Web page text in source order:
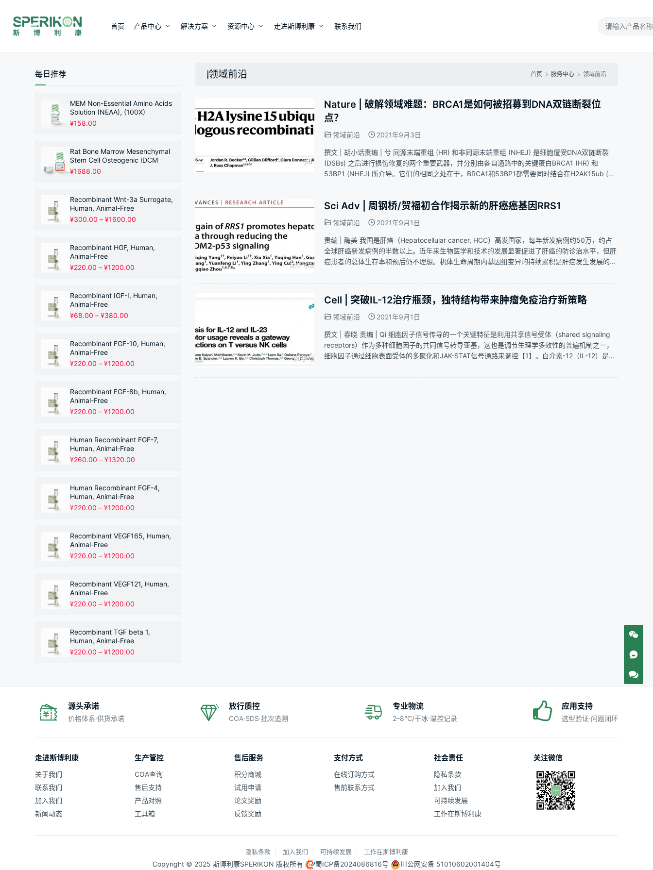
首页 产品中心 解决方案 资源中心 走进斯博利康 联系我们
领域前沿 首页 服务中心 领域前沿
Nature | 破解领域难题：BRCA1是如何被招募到DNA双链断裂位
点？
领域前沿 2021年9月3日
撰文 | 胡小话责编 | 兮 同源末端重组 (HR) 和非同源末端重组 (NHEJ) 是细胞遭受DNA双链断裂
(DSBs) 之后进行损伤修复的两个重要武器，并分别由各自通路中的关键蛋白BRCA1 (HR) 和
53BP1 (NHEJ) 所介导。它们的相同之处在于，BRCA1和53BP1都需要同时结合在H2AK15ub (由
Sci Adv | 周钢桥/贺福初合作揭示新的肝癌癌基因RRS1
领域前沿 2021年9月1日
责编 | 酶美 我国是肝癌（Hepatocellular cancer, HCC）高发国家，每年新发病例约50万，约占
全球肝癌新发病例的半数以上。近年来生物医学和技术的发展显著促进了肝癌的防诊治水平，但肝
癌患者的总体生存率和预后仍不理想。机体生命周期内基因组变异的持续累积是肝癌发生发展的重
Cell | 突破IL-12治疗瓶颈，独特结构带来肿瘤免疫治疗新策略
领域前沿 2021年9月1日
撰文 | 春晓 责编 | Qi 细胞因子信号传导的一个关键特征是利用共享信号受体（shared signaling
receptors）作为多种细胞因子的共同信号转导亚基，这也是调节生理学多效性的普遍机制之一，
细胞因子通过细胞表面受体的多聚化和JAK-STAT信号通路来调控【1】。白介素-12（IL-12）是第
每日推荐
MEM Non-Essential Amino Acids
Solution (NEAA), (100X)
¥158.00
Rat Bone Marrow Mesenchymal
Stem Cell Osteogenic IDCM
¥1688.00
Recombinant Wnt-3a Surrogate,
Human, Animal-Free
¥300.00 – ¥1600.00
围：
¥300.00
Recombinant HGF, Human,
Animal-Free
¥220.00 – ¥1200.00
围：
¥220.00
Recombinant IGF-I, Human,
Animal-Free
¥68.00 – ¥380.00
围：
¥68.00
¥380.00
Recombinant FGF-10, Human,
Animal-Free
¥220.00 – ¥1200.00
围：
¥220.00
Recombinant FGF-8b, Human,
Animal-Free
¥220.00 – ¥1200.00
围：
¥220.00
¥1200.00
Human Recombinant FGF-7,
Human, Animal-Free
¥260.00 – ¥1320.00
围：
¥260.00
Human Recombinant FGF-4,
Human, Animal-Free
¥220.00 – ¥1200.00
围：
¥220.00
Recombinant VEGF165, Human,
Animal-Free
¥220.00 – ¥1200.00
围：
¥220.00
Recombinant VEGF121, Human,
Animal-Free
¥220.00 – ¥1200.00
围：
¥220.00
Recombinant TGF beta 1,
Human, Animal-Free
¥220.00 – ¥1200.00
¥220.00
源头承诺
价格体系·供货承诺
放行质控
COA·SDS·批次追溯
专业物流
2–8℃/干冰·温控记录
应用支持
选型验证·问题闭环
走进斯博利康
关于我们
联系我们
加入我们
新闻动态
生产管控
COA查询
售后支持
产品对照
工具箱
售后服务
积分商城
试用申请
论文奖励
反馈奖励
支付方式
在线订购方式
售前联系方式
社会责任
隐私条款
加入我们
可持续发展
工作在斯博利康
关注微信
隐私条款 加入我们 可持续发展 工作在斯博利康
Copyright © 2025 斯博利康SPERIKON 版权所有 蜀ICP备2024086816号 川公网安备 51010602001404号